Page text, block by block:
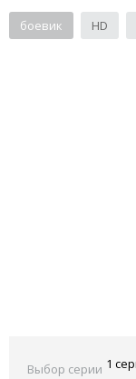
боевик HD
Выбор серии